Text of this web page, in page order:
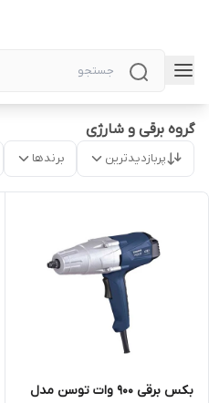
گروه برقی و شارژی
پربازدیدترین برندها
بکس برقی 900 وات توسن مدل